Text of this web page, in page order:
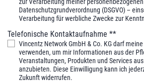
Datenschutzgrundverordnung (DSGVO) –
Verarbeitung für werbliche Zwecke zur
Telefonische Kontaktaufnahme **
Vincentz Network GmbH & Co. KG darf
verwenden, um mir Informationen aus der
Veranstaltungen, Produkten und Services
anzubieten. Diese Einwilligung kann ich
Zukunft widerrufen.